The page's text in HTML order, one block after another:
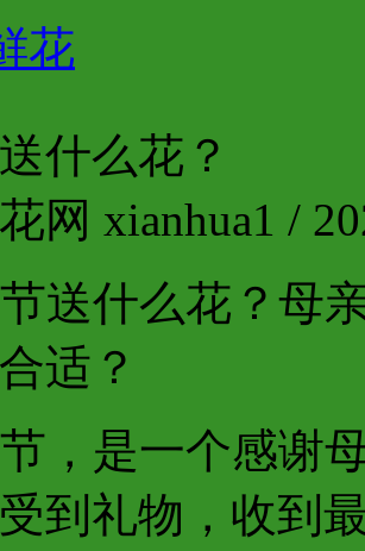
花
什么花？
网 xianhua1 /
送什么花？母
适？
，是一个感谢
到礼物，收到